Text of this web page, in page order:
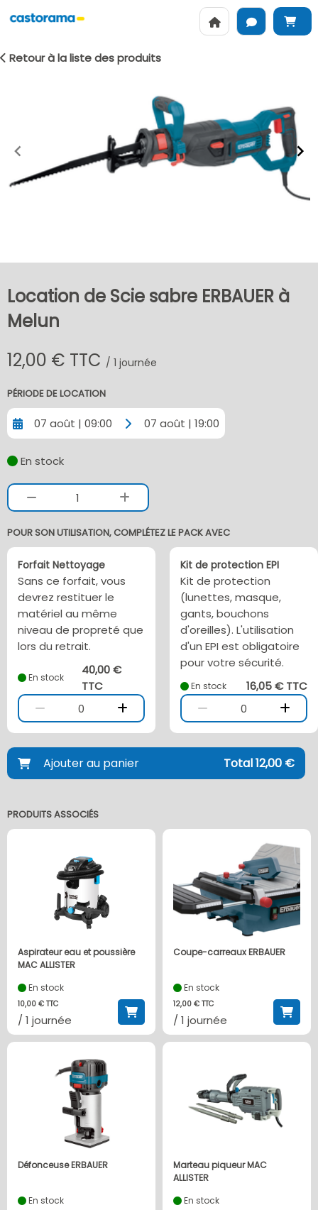
Retour à la liste des produits
Location de Scie sabre ERBAUER à
Melun
12,00 € TTC / 1 journée
PÉRIODE DE LOCATION
07 août | 09:00 07 août | 19:00
En stock
1
POUR SON UTILISATION, COMPLÉTEZ LE PACK AVEC
Forfait Nettoyage
Sans ce forfait, vous
devrez restituer le
matériel au même
niveau de propreté que
lors du retrait.
En stock
40,00 €
TTC
0
Kit de protection EPI
Kit de protection
(lunettes, masque,
gants, bouchons
d'oreilles). L'utilisation
d'un EPI est obligatoire
pour votre sécurité.
En stock
16,05 € TTC
0
Ajouter au panier Total 12,00 €
PRODUITS ASSOCIÉS
Aspirateur eau et poussière
MAC ALLISTER
En stock
10,00 € TTC
/ 1 journée
Coupe-carreaux ERBAUER
En stock
12,00 € TTC
/ 1 journée
Défonceuse ERBAUER
En stock
Marteau piqueur MAC
ALLISTER
En stock